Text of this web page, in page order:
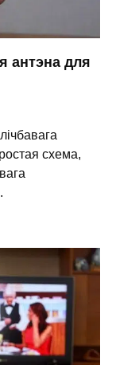
антэна для
схема,